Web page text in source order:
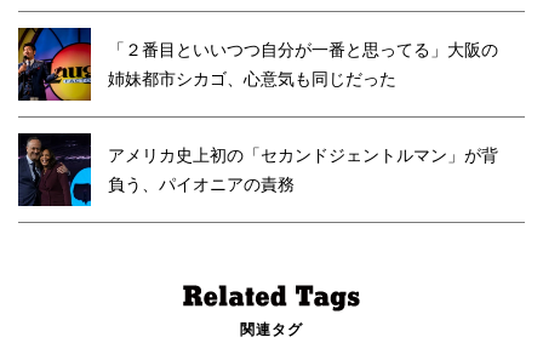
「２番目といいつつ自分が一番と思ってる」大阪の
姉妹都市シカゴ、心意気も同じだった
アメリカ史上初の「セカンドジェントルマン」が背
負う、パイオニアの責務
関連タグ